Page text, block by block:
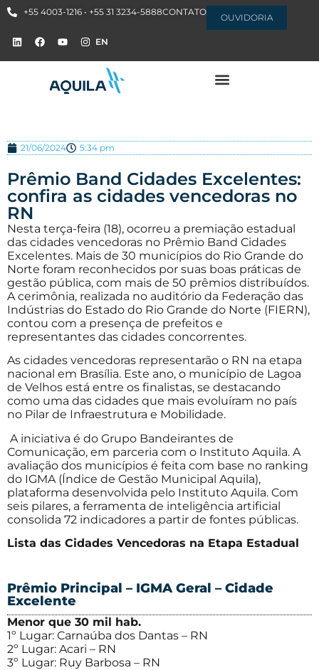
+55 4003-1216 • +55 31 3234-5888CONTATO
OUVIDORIA
EN
21/06/2024 5:34 pm
Prêmio Band Cidades Excelentes:
confira as cidades vencedoras no
RN
Nesta terça-feira (18), ocorreu a premiação estadual
das cidades vencedoras no Prêmio Band Cidades
Excelentes. Mais de 30 municípios do Rio Grande do
Norte foram reconhecidos por suas boas práticas de
gestão pública, com mais de 50 prêmios distribuídos.
A cerimônia, realizada no auditório da Federação das
Indústrias do Estado do Rio Grande do Norte (FIERN),
contou com a presença de prefeitos e
representantes das cidades concorrentes.
As cidades vencedoras representarão o RN na etapa
nacional em Brasília. Este ano, o município de Lagoa
de Velhos está entre os finalistas, se destacando
como uma das cidades que mais evoluíram no país
no Pilar de Infraestrutura e Mobilidade.
A iniciativa é do Grupo Bandeirantes de
Comunicação, em parceria com o Instituto Aquila. A
avaliação dos municípios é feita com base no ranking
do IGMA (Índice de Gestão Municipal Aquila),
plataforma desenvolvida pelo Instituto Aquila. Com
seis pilares, a ferramenta de inteligência artificial
consolida 72 indicadores a partir de fontes públicas.
Lista das Cidades Vencedoras na Etapa Estadual
Prêmio Principal – IGMA Geral – Cidade
Excelente
Menor que 30 mil hab.
1º Lugar: Carnaúba dos Dantas – RN
2º Lugar: Acari – RN
3º Lugar: Ruy Barbosa – RN